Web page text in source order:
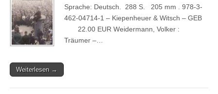
Sprache: Deutsch. 288 S. 205 mm . 978-3-
462-04714-1 – Kiepenheuer & Witsch – GEB
22.00 EUR Weidermann, Volker :
Träumer –…
Weiterlesen →